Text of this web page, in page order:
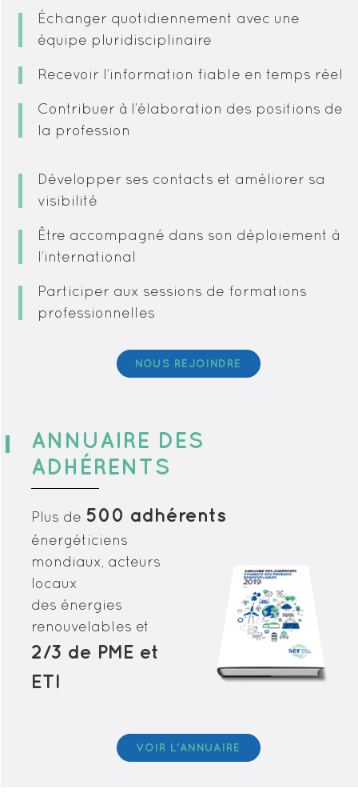
Échanger quotidiennement avec une
équipe pluridisciplinaire
Recevoir l’information fiable en temps réel
Contribuer à l’élaboration des positions de
la profession
Développer ses contacts et améliorer sa
visibilité
Être accompagné dans son déploiement à
l’international
Participer aux sessions de formations
professionnelles
NOUS REJOINDRE
ANNUAIRE DES
ADHÉRENTS
Plus de 500 adhérents
énergéticiens
mondiaux, acteurs
locaux
des énergies
renouvelables et
2/3 de PME et
ETI
VOIR L'ANNUAIRE